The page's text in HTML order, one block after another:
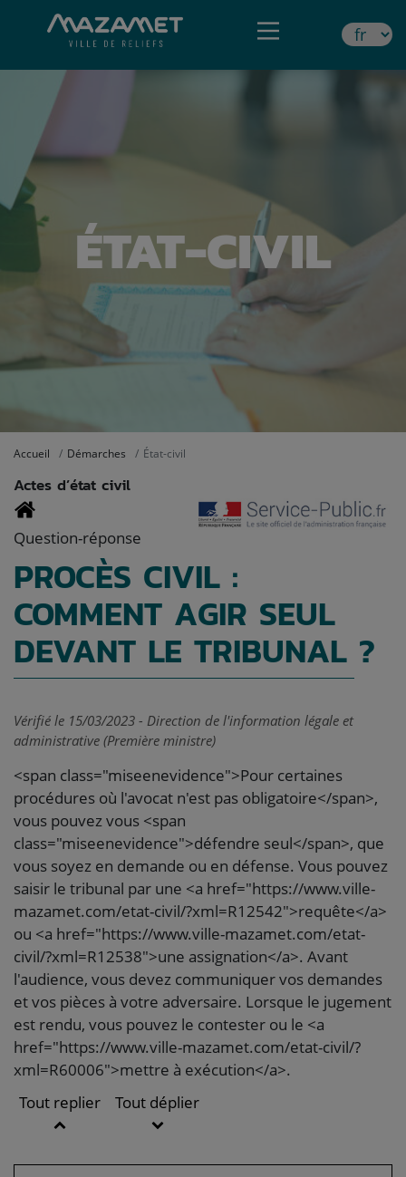
ÉTAT-CIVIL
Accueil Démarches État-civil
Actes d’état civil
Question-réponse
PROCÈS CIVIL :
COMMENT AGIR SEUL
DEVANT LE TRIBUNAL ?
Vérifié le 15/03/2023 - Direction de l'information légale et
administrative (Première ministre)
<span class="miseenevidence">Pour certaines
procédures où l'avocat n'est pas obligatoire</span>,
vous pouvez vous <span
class="miseenevidence">défendre seul</span>, que
vous soyez en demande ou en défense. Vous pouvez
saisir le tribunal par une <a href="https://www.ville-
mazamet.com/etat-civil/?xml=R12542">requête</a>
ou <a href="https://www.ville-mazamet.com/etat-
civil/?xml=R12538">une assignation</a>. Avant
l'audience, vous devez communiquer vos demandes
et vos pièces à votre adversaire. Lorsque le jugement
est rendu, vous pouvez le contester ou le <a
href="https://www.ville-mazamet.com/etat-civil/?
xml=R60006">mettre à exécution</a>.
Tout replier
Tout déplier